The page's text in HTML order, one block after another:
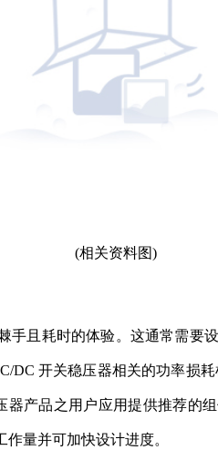
(相关资料图)
手且耗时的体验。这通常需要
DC 开关稳压器相关的功率损
器产品之用户应用提供推荐的
量并可加快设计进度。